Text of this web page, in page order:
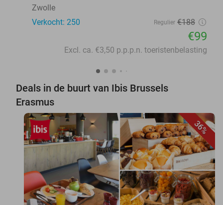
Zwolle
Verkocht: 250
Regulier €188
€99
Excl. ca. €3,50 p.p.p.n. toeristenbelasting
Deals in de buurt van Ibis Brussels
Erasmus
36%